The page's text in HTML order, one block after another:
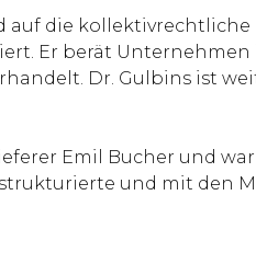
auf die
Er berät
Dr. Gulbins ist
Emil Bucher und war
und mit den